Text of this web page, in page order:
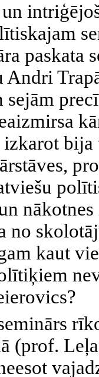
paskata
Andri
sejām
bija
no
kaut
(prof.